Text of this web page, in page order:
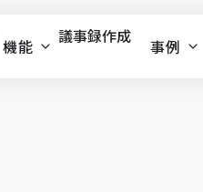
機能 議事録作成 事例